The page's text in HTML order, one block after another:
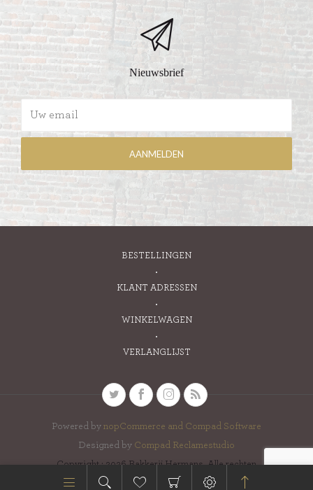
Nieuwsbrief
BESTELLINGEN
KLANT ADRESSEN
WINKELWAGEN
VERLANGLIJST
Powered by nopCommerce and Compad Software
Designed by Compad Reclamestudio
Copyright ; 2026 Bakkerij Hermans. Alle rechten
voorbehouden.